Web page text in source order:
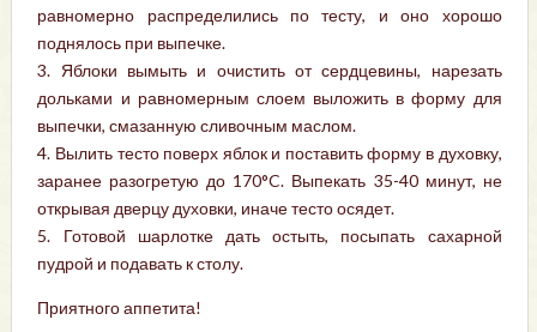
равномерно распределились по тесту, и оно хорошо
поднялось при выпечке.
3. Яблоки вымыть и очистить от сердцевины, нарезать
дольками и равномерным слоем выложить в форму для
выпечки, смазанную сливочным маслом.
4. Вылить тесто поверх яблок и поставить форму в духовку,
заранее разогретую до 170°C. Выпекать 35-40 минут, не
открывая дверцу духовки, иначе тесто осядет.
5. Готовой шарлотке дать остыть, посыпать сахарной
пудрой и подавать к столу.
Приятного аппетита!